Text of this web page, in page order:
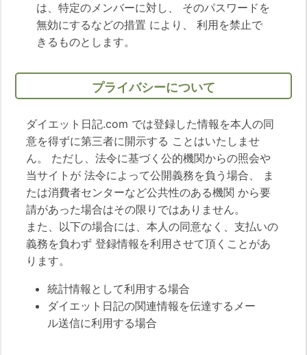
は、特定のメンバーに対し、 そのパスワードを
無効にするなどの措置 により、 利用を禁止で
きるものとします。
プライバシーについて
ダイエット日記.com では登録した情報を本人の同
意を得ずに第三者に開示する ことはいたしませ
ん。 ただし、法令に基づく公的機関からの照会や
当サイトが 法令によって公開義務を負う場合、 ま
たは消費者センターなど公共性のある機関 から要
請があった場合はその限りではありません。
また、以下の場合には、本人の同意なく、支払いの
義務を負わず 登録情報を利用させて頂くことがあ
ります。
統計情報として利用する場合
ダイエット日記の関連情報を伝達するメー
ル送信に利用する場合